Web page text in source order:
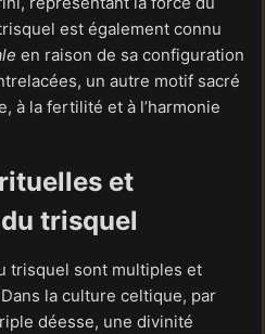
est également connu
en raison de sa configuration
un autre motif sacré
à la fertilité et à l’harmonie
et
trisquel
trisquel sont multiples et
la culture celtique, par
déesse, une divinité